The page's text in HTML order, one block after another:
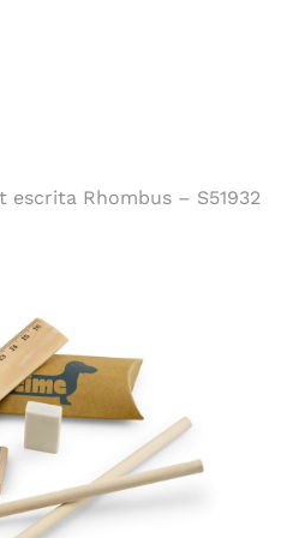
escrita Rhombus – S51932